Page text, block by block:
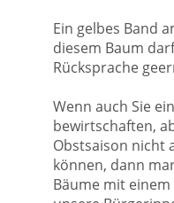
Ein gelbes Band
diesem Baum
Rücksprache
Wenn auch Sie
bewirtschaften,
Obstsaison nicht
können, dann
Bäume mit einem